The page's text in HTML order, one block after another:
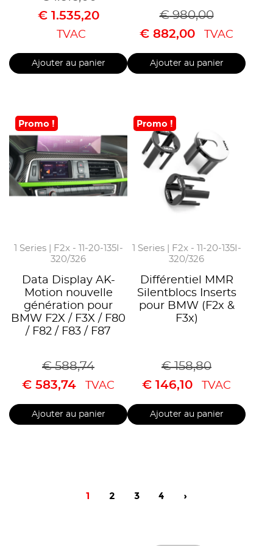
€1.535,20
TVAC
Ajouter au panier
€980,00
€ 882,00 TVAC
Ajouter au panier
Promo !
1 Series | F2x - 11-20-135I-
320/326
Data Display AK-
Motion nouvelle
génération pour
BMW F2X / F3X / F80
/ F82 / F83 / F87
€588,74
€ 583,74 TVAC
Ajouter au panier
Promo !
1 Series | F2x - 11-20-135I-
320/326
Différentiel MMR
Silentblocs Inserts
pour BMW (F2x &
F3x)
€158,80
€ 146,10 TVAC
Ajouter au panier
1 2 3 4 ›